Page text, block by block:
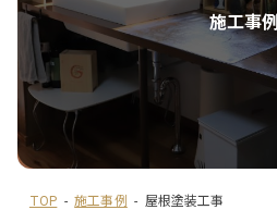
施工事例
TOP -施工事例 - 屋根塗装工事